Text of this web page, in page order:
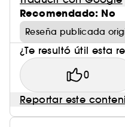
Recomendado: No
Reseña publicada
¿Te resultó útil esta
0
Reportar este